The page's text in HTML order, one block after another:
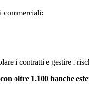
commerciali:
i contratti e gestire i
oltre 1.100 banche